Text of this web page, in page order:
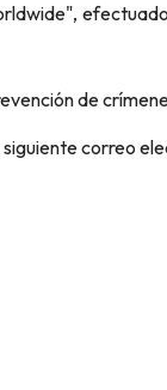
de
siguiente correo